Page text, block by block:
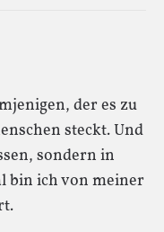
der es zu
steckt. Und
sondern in
bin ich von meiner